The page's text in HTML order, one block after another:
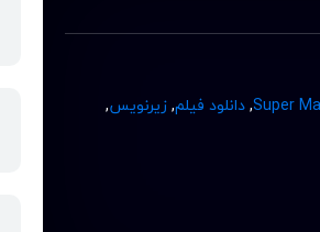
,دانلود فیلم,زیرنویس,